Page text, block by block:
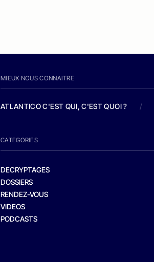
MIEUX NOUS CONNAITRE
ATLANTICO C'EST QUI, C'EST QUOI ? /
CATEGORIES
DECRYPTAGES
DOSSIERS
RENDEZ-VOUS
VIDEOS
PODCASTS